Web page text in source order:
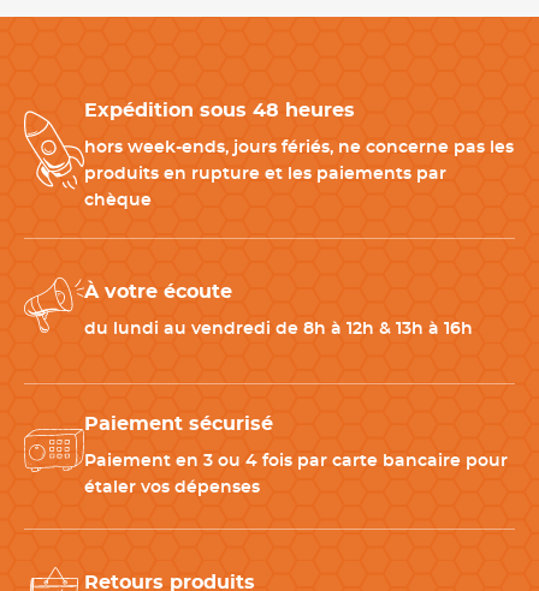
l'entreprise Gobel que le groupe Louis TELLIER est riche en
savoir-faire et en innovation. À travers la conception d'ustensiles
et moules à pâtisserie ainsi que la préparation culinaire et
cuisine conviviale, Gobel et Tellier forment une solide équipe
dans plus de 90 pays.
CARACTÉRISTIQUES TECHNIQUES
Résistance température Jusqu’à 250 °C
Expédition sous 48 heures
hors week-ends, jours fériés, ne concerne pas les
produits en rupture et les paiements par
chèque
À votre écoute
du lundi au vendredi de 8h à 12h & 13h à 16h
Paiement sécurisé
Paiement en 3 ou 4 fois par carte bancaire pour
étaler vos dépenses
Retours produits